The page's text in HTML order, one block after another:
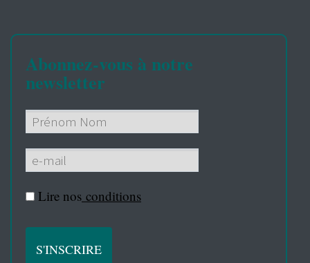
Abonnez-vous à notre
newsletter
Lire nos conditions